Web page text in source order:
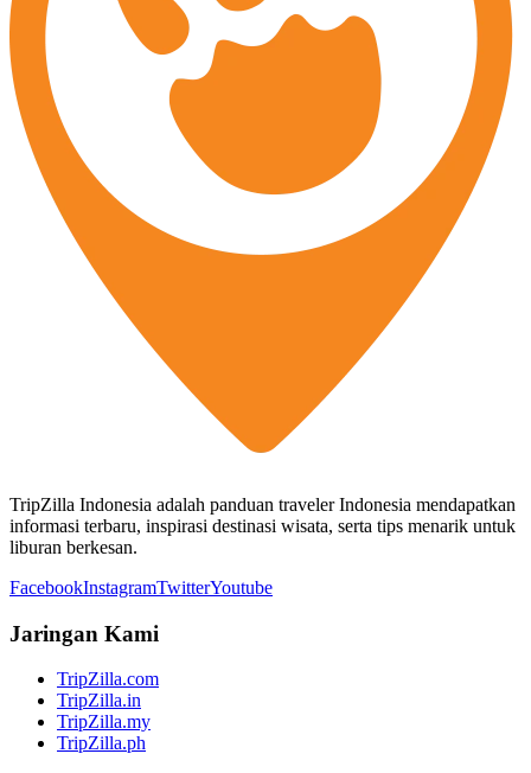
TripZilla Indonesia adalah panduan traveler Indonesia mendapatkan
informasi terbaru, inspirasi destinasi wisata, serta tips menarik untuk
liburan berkesan.
FacebookInstagramTwitterYoutube
Jaringan Kami
TripZilla.com
TripZilla.in
TripZilla.my
TripZilla.ph